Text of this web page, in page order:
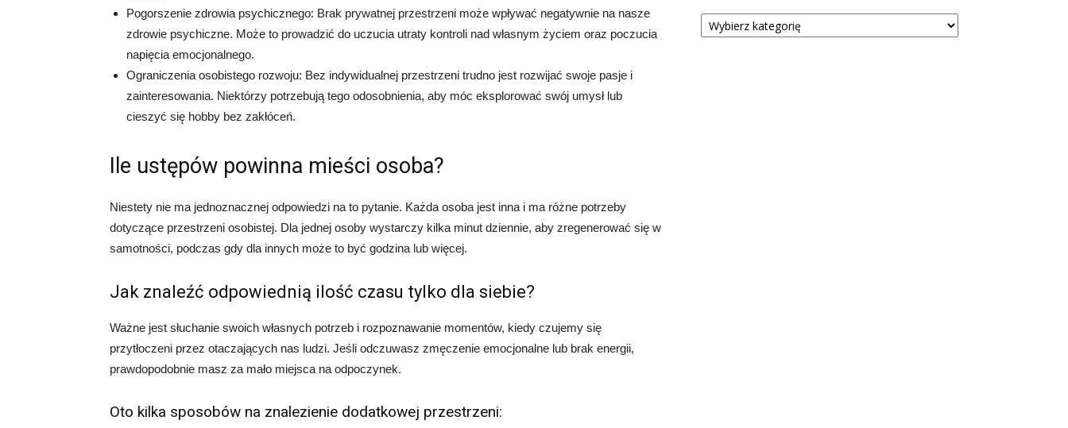
Pogorszenie zdrowia psychicznego: Brak prywatnej przestrzeni może wpływać negatywnie na nasze
zdrowie psychiczne. Może to prowadzić do uczucia utraty kontroli nad własnym życiem oraz poczucia
napięcia emocjonalnego.
Ograniczenia osobistego rozwoju: Bez indywidualnej przestrzeni trudno jest rozwijać swoje pasje i
zainteresowania. Niektórzy potrzebują tego odosobnienia, aby móc eksplorować swój umysł lub
cieszyć się hobby bez zakłóceń.
Ile ustępów powinna mieści osoba?
Niestety nie ma jednoznacznej odpowiedzi na to pytanie. Każda osoba jest inna i ma różne potrzeby
dotyczące przestrzeni osobistej. Dla jednej osoby wystarczy kilka minut dziennie, aby zregenerować się w
samotności, podczas gdy dla innych może to być godzina lub więcej.
Jak znaleźć odpowiednią ilość czasu tylko dla siebie?
Ważne jest słuchanie swoich własnych potrzeb i rozpoznawanie momentów, kiedy czujemy się
przytłoczeni przez otaczających nas ludzi. Jeśli odczuwasz zmęczenie emocjonalne lub brak energii,
prawdopodobnie masz za mało miejsca na odpoczynek.
Oto kilka sposobów na znalezienie dodatkowej przestrzeni:
Kategorie